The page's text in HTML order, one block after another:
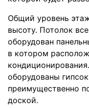
Общий уровень
высоту. Потолок
оборудован
в котором
оборудованы
преимущественно
доской.